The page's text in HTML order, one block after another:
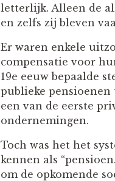
letterlijk. Alleen de
en zelfs zij bleven
Er waren enkele
compensatie voor
19e eeuw bepaalde
publieke pensioenen
een van de eerste
ondernemingen.
Toch was het het
kennen als
om de opkomende